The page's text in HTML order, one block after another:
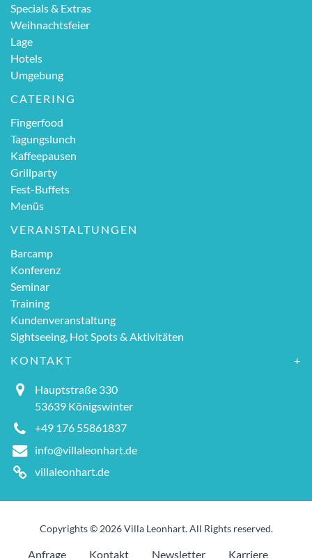
Specials & Extras
Weihnachtsfeier
Lage
Hotels
Umgebung
CATERING
Fingerfood
Tagungslunch
Kaffeepausen
Grillparty
Fest-Buffets
Menüs
VERANSTALTUNGEN
Barcamp
Konferenz
Seminar
Training
Kundenveranstaltung
Sightseeing, Hot Spots & Aktivitäten
KONTAKT
Hauptstraße 330
53639 Königswinter
+49 176 55861837
info@villaleonhart.de
villaleonhart.de
Copyrights © 2026 Villa Leonhart. All Rights reserved.
Anfrage Kontakt Newsletter Karriere